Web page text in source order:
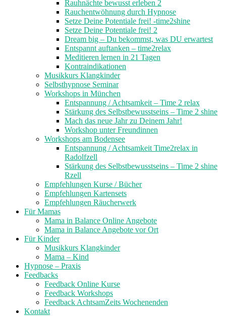
Rauhnächte bewusst erleben 2
Rauchentwöhnung durch Hypnose
Setze Deine Potentiale frei! -time2shine
Setze Deine Potentiale frei! 2
Dream big – Du bekommst, was DU erwartest
Entspannt auftanken – time2relax
Meditieren lernen in 21 Tagen
Kontraindikationen
Musikkurs Klangkinder
Selbsthypnose Seminar
Workshops in München
Entspannung / Achtsamkeit – Time 2 relax
Stärkung des Selbstbewusstseins – Time 2 shine
Mach das neue Jahr zu Deinem Jahr!
Workshop unter Freundinnen
Workshops am Bodensee
Entspannung / Achtsamkeit Time2relax in
Radolfzell
Stärkung des Selbstbewusstseins – Time 2 shine
Rzell
Empfehlungen Kurse / Bücher
Empfehlungen Kartensets
Empfehlungen Räucherwerk
Für Mamas
Mama in Balance Online Angebote
Mama in Balance Angebote vor Ort
Für Kinder
Musikkurs Klangkinder
Mama – Kind
Hypnose – Praxis
Feedbacks
Feedback Online Kurse
Feedback Workshops
Feedback AchtsamZeits Wochenenden
Kontakt